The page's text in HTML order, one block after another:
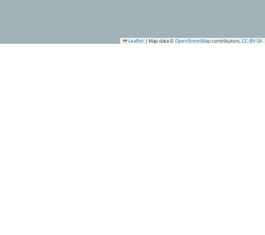
Leaflet | Map data © OpenStreetMap contributors, CC-BY-SA